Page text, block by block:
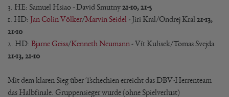
3. HE: Samuel Hsiao - David Smutny21-10, 21-5
1. HD: Jan Colin Völker/Marvin Seidel - Jiri Kral/Ondrej Kral 21-13,
21-10
2. HD: Bjarne Geiss/Kenneth Neumann - Vít Kulisek/Tomas Svejda
21-13, 21-10
Mit dem klaren Sieg über Tschechien erreicht das DBV-Herrenteam
das Halbfinale. Gruppensieger wurde (ohne Spielverlust)